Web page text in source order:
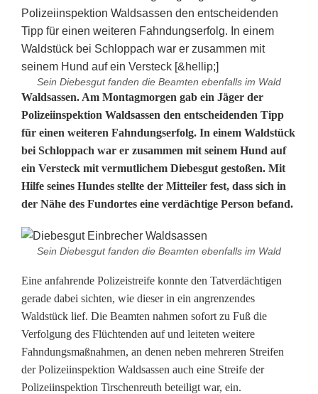
Sein Diebesgut fanden die Beamten ebenfalls im Wald
Z
w
e
i
M
a
a
u
f
f
Waldsassen. Am Montagmorgen gab ein Jäger der
Polizeiinspektion Waldsassen den entscheidenden Tipp
für einen weiteren Fahndungserfolg. In einem Waldstück
bei Schloppach war er zusammen mit seinem Hund auf
ein Versteck mit vermutlichem Diebesgut gestoßen. Mit
Hilfe seines Hundes stellte der Mitteiler fest, dass sich in
der Nähe des Fundortes eine verdächtige Person befand.
Sein Diebesgut fanden die Beamten ebenfalls im Wald
Eine anfahrende Polizeistreife konnte den Tatverdächtigen
gerade dabei sichten, wie dieser in ein angrenzendes
Waldstück lief. Die Beamten nahmen sofort zu Fuß die
Verfolgung des Flüchtenden auf und leiteten weitere
Fahndungsmaßnahmen, an denen neben mehreren Streifen
der Polizeiinspektion Waldsassen auch eine Streife der
Polizeiinspektion Tirschenreuth beteiligt war, ein.